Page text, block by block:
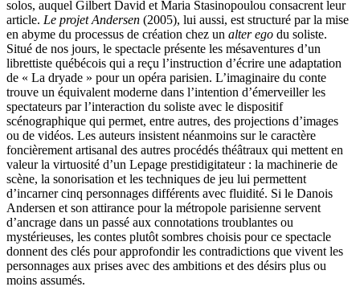
solos, auquel Gilbert David et Maria Stasinopoulou consacrent leur
article. Le projet Andersen (2005), lui aussi, est structuré par la mise
en abyme du processus de création chez un alter ego du soliste.
Situé de nos jours, le spectacle présente les mésaventures d’un
librettiste québécois qui a reçu l’instruction d’écrire une adaptation
de « La dryade » pour un opéra parisien. L’imaginaire du conte
trouve un équivalent moderne dans l’intention d’émerveiller les
spectateurs par l’interaction du soliste avec le dispositif
scénographique qui permet, entre autres, des projections d’images
ou de vidéos. Les auteurs insistent néanmoins sur le caractère
foncièrement artisanal des autres procédés théâtraux qui mettent en
valeur la virtuosité d’un Lepage prestidigitateur : la machinerie de
scène, la sonorisation et les techniques de jeu lui permettent
d’incarner cinq personnages différents avec fluidité. Si le Danois
Andersen et son attirance pour la métropole parisienne servent
d’ancrage dans un passé aux connotations troublantes ou
mystérieuses, les contes plutôt sombres choisis pour ce spectacle
donnent des clés pour approfondir les contradictions que vivent les
personnages aux prises avec des ambitions et des désirs plus ou
moins assumés.